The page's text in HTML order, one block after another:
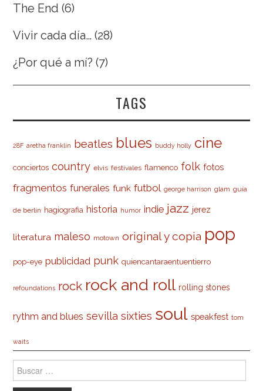
The End (6)
Vivir cada día… (28)
¿Por qué a mí? (7)
TAGS
28F aretha franklin beatles blues buddy holly cine
conciertos country elvis festivales flamenco folk fotos
fragmentos funerales funk futbol george harrison glam guía
de berlín hagiografia historia humor indie jazz jerez
literatura maleso motown original y copia pop
pop-eye publicidad punk quiencantaraentuentierro
refoundations rock rock and roll rolling stones
rythm and blues sevilla sixties soul speakfest tom
waits
Buscar: